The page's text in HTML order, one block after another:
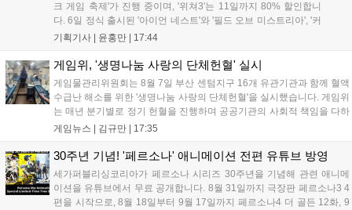
크 게임 축제'가 진행 중이며, '위쳐3'는 11일까지 80% 할인합니
다. 6일 정식 출시된 '아이언 네스트'와 '필드 오브 미스트리아', '커
세어 코브'가 호평받고 있습니다. 한편, 7일 출시된 '마블 투혼'은
다. 유비소프트의 '고스트리콘: 와일드랜드'는 7년 만의 대규모 업
데이트 '라스트 라이츠'와 함께 95% 할인 중입니다....
기획기사 | 윤홍만 17:44
게임위, '생명나눔 사랑의 단체헌혈' 실시
게임물관리위원회는 8월 7일 부산 센텀지구 16개 유관기관과 함께 혈액
수급난 해소를 위한 '생명나눔 사랑의 단체헌혈'을 실시했습니다. 게임위
는 매년 분기별로 정기 헌혈을 진행하며 공공기관의 사회적 책임을 다하
고 있으며, 이번 행사에는 영화진흥위원회 등 14개 기관 임직원이 동참
따뜻한 실천에 참여한 모든 임직원에게 감사의 뜻을 전하며 헌혈 문화
확산에 앞장섰습니다....
게임뉴스 | 김규만 17:35
30주년 기념! '페르소나' 애니메이션 전편 유튜브 방영
세가퍼블리싱코리아가 페르소나 시리즈 30주년을 기념해 관련 애니메
이션을 유튜브에서 무료 공개합니다. 8월 31일까지 극장판 페르소나3 4
편을 시작으로, 8월 18일부터 9월 17일까지 페르소나4 더 골든 12화, 9